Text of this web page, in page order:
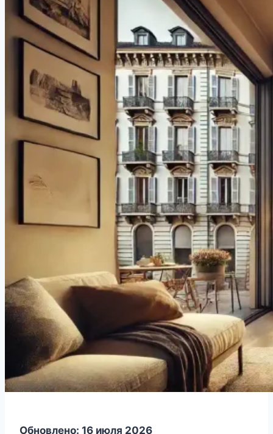
Обновлено: 16 июля 2026